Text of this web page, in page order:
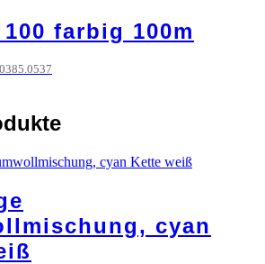
farbig 100m
cyan